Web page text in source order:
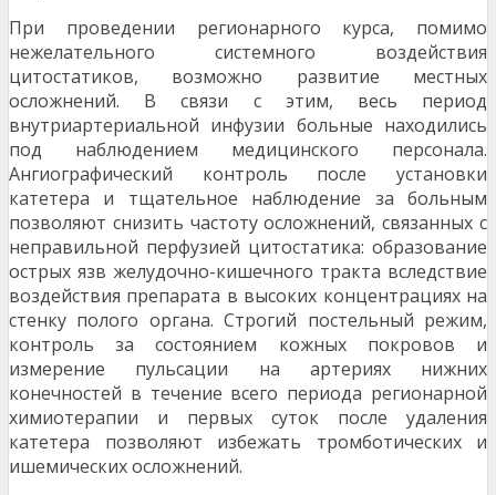
При проведении регионарного курса, по­мимо
нежелательного системного воздействия
цитостатиков, возможно развитие местных
осложнений. В связи с этим, весь период
внутриартериальной инфузии больные находились
под наблюдением медицинского персонала.
Ангиографический контроль после установки
катетера и тщательное наблюдение за больным
позволяют снизить частоту осложнений, связанных с
непра­вильной перфузией цитостатика: образование
острых язв желудочно-кишечного тракта вслед­ствие
воздействия препарата в высоких концен­трациях на
стенку полого органа. Строгий по­стельный режим,
контроль за состоянием кожных покровов и
измерение пульсации на артериях нижних
конечностей в течение всего периода ре­гионарной
химиотерапии и первых суток после удаления
катетера позволяют избежать тромбо­тических и
ишемических осложнений.